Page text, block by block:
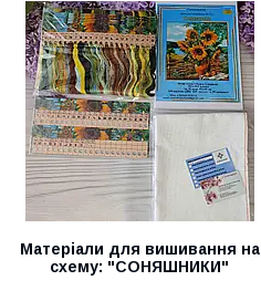
Матеріали для вишивання на
схему: "СОНЯШНИКИ"